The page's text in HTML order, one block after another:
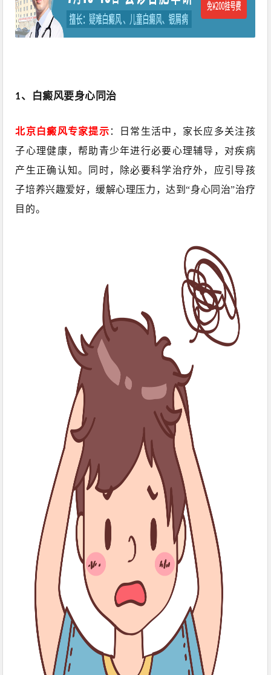
1、白癜风要身心同治
北京白癜风专家提示 ：日常生活中，家长应多关注孩
子心理健康，帮助青少年进行必要心理辅导，对疾病
产生正确认知。同时，除必要科学治疗外，应引导孩
子培养兴趣爱好，缓解心理压力，达到“身心同治”治疗
目的。